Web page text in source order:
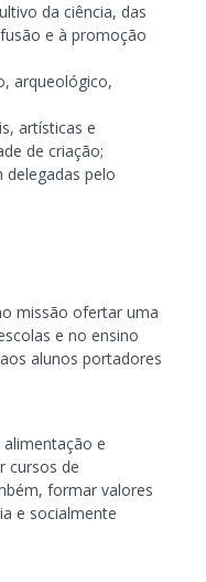
da ciência, das
e à promoção
arqueológico,
artísticas e
de criação;
delegadas pelo
missão ofertar uma
e no ensino
alunos portadores
e
cursos de
formar valores
e socialmente